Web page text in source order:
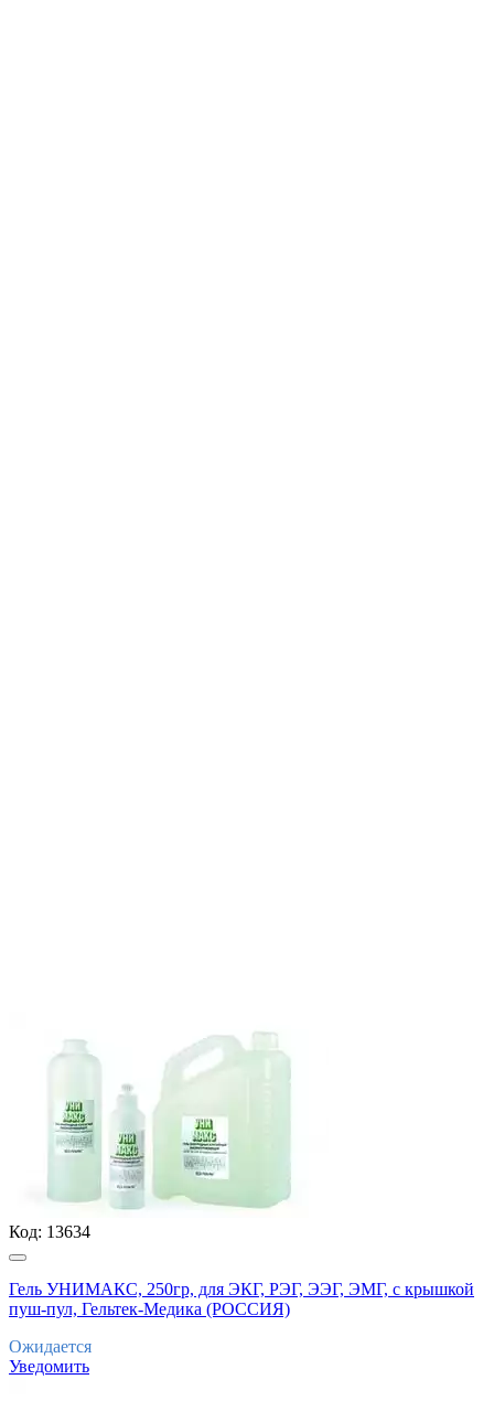
Код: 13634
Гель УНИМАКС, 250гр, для ЭКГ, РЭГ, ЭЭГ, ЭМГ, с крышкой
пуш-пул, Гельтек-Медика (РОССИЯ)
Ожидается
Уведомить